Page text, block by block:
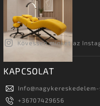
Kövessen minket az
KAPCSOLAT
Info@
+36707429656